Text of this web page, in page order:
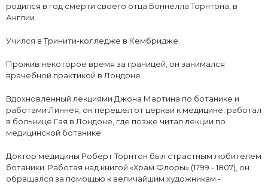
родился в год смерти своего отца Боннелла Торнтона, в
Англии.
Учился в Тринити-колледже в Кембридже.
Прожив некоторое время за границей, он занимался
врачебной практикой в Лондоне.
Вдохновленный лекциями Джона Мартина по ботанике и
работами Линнея, он перешел от церкви к медицине, работал
в больнице Гая в Лондоне, где позже читал лекции по
медицинской ботанике.
Доктор медицины Роберт Торнтон был страстным любителем
ботаники. Работая над книгой «Храм Флоры» (1799 - 1807), он
обращался за помощью к величайшим художникам -